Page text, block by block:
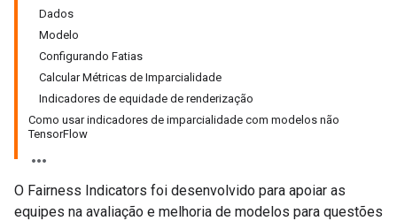
Dados
Modelo
Configurando Fatias
Calcular Métricas de Imparcialidade
Indicadores de equidade de renderização
Como usar indicadores de imparcialidade com modelos não
TensorFlow
O Fairness Indicators foi desenvolvido para apoiar as
equipes na avaliação e melhoria de modelos para questões